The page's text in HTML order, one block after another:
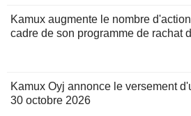
Kamux augmente le nombre
cadre de son programme de rachat
Kamux Oyj annonce le versement
30 octobre 2026